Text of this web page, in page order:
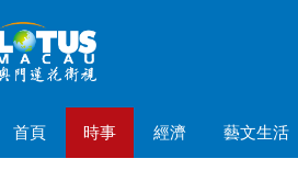
首頁 時事 經濟 藝文生活